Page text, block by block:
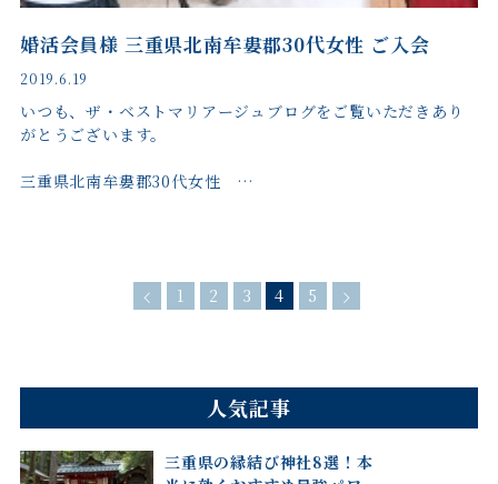
婚活会員様 三重県北南牟婁郡30代女性 ご入会
2019.6.19
いつも、ザ・ベストマリアージュブログをご覧いただきあり
がとうございます。
三重県北南牟婁郡30代女性 …
1 2 3 4 5
人気記事
三重県の縁結び神社8選！本